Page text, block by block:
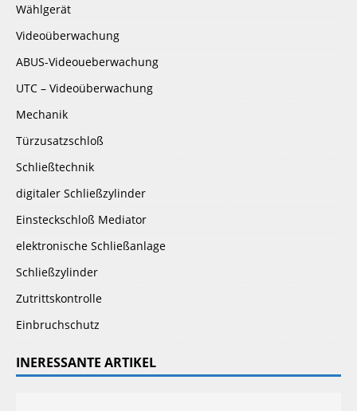
Wählgerät
Videoüberwachung
ABUS-Videoueberwachung
UTC – Videoüberwachung
Mechanik
Türzusatzschloß
Schließtechnik
digitaler Schließzylinder
Einsteckschloß Mediator
elektronische Schließanlage
Schließzylinder
Zutrittskontrolle
Einbruchschutz
INERESSANTE ARTIKEL